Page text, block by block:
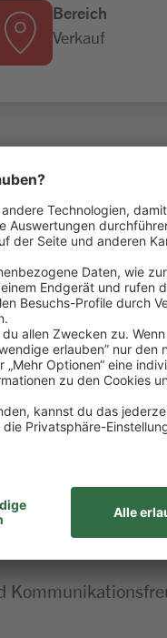
Bereich
Verkauf
Respekt,
betreiben
mit
von